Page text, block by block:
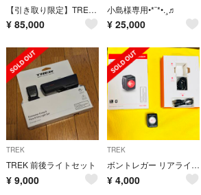
【引き取り限定】TREK MADONE 4.5 カーボンロードバイク54cm
¥ 85,000
小島様専用•*¨*•.¸♬︎
¥ 25,000
TREK
TREK 前後ライトセット
¥ 9,000
TREK
ボントレガー リアライト FlareRT RearBikeLight
¥ 4,000